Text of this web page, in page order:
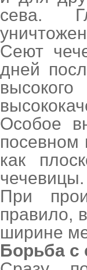
сева.
Сеют
дней
Особое
посевном
как
чечевицы.
При
правило,
ширине
Борьба с